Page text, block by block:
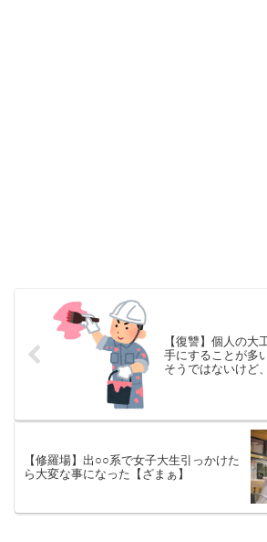
【復讐】個人の大
手にすることが多
そうではないけど
【修羅場】出○○系で女子大生引っかけた
ら大変な事になった【ざまぁ】